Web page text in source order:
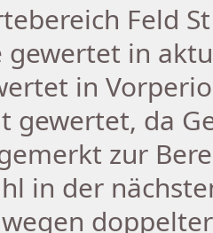
Feld
gewertet in
in
gewertet, da
zur
in der